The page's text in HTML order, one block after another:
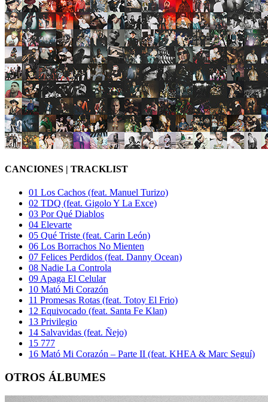
CANCIONES | TRACKLIST
01 Los Cachos (feat. Manuel Turizo)
02 TDQ (feat. Gigolo Y La Exce)
03 Por Qué Diablos
04 Elevarte
05 Qué Triste (feat. Carin León)
06 Los Borrachos No Mienten
07 Felices Perdidos (feat. Danny Ocean)
08 Nadie La Controla
09 Apaga El Celular
10 Mató Mi Corazón
11 Promesas Rotas (feat. Totoy El Frio)
12 Equivocado (feat. Santa Fe Klan)
13 Privilegio
14 Salvavidas (feat. Ñejo)
15 777
16 Mató Mi Corazón – Parte II (feat. KHEA & Marc Seguí)
OTROS ÁLBUMES